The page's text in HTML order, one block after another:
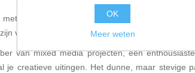
onze Collage Papers, een meesterwerk
vervaardigd met zorg en gedrukt op
van mixed media projecten, een
je creatieve uitingen. Het dunne, maar stevige
OK
Meer weten